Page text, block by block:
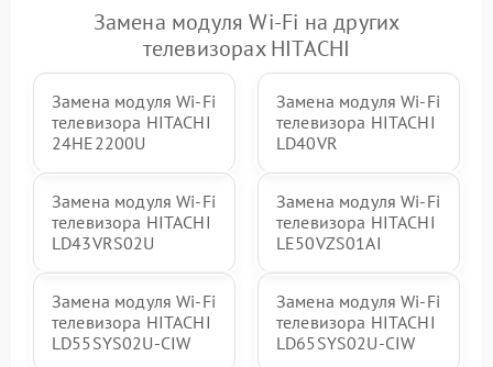
Замена модуля Wi-Fi на других
телевизорах HITACHI
Замена модуля Wi-Fi
телевизора HITACHI
24HE2200U
Замена модуля Wi-Fi
телевизора HITACHI
LD40VR
Замена модуля Wi-Fi
телевизора HITACHI
LD43VRS02U
Замена модуля Wi-Fi
телевизора HITACHI
LE50VZS01AI
Замена модуля Wi-Fi
телевизора HITACHI
LD55SYS02U-CIW
Замена модуля Wi-Fi
телевизора HITACHI
LD65SYS02U-CIW